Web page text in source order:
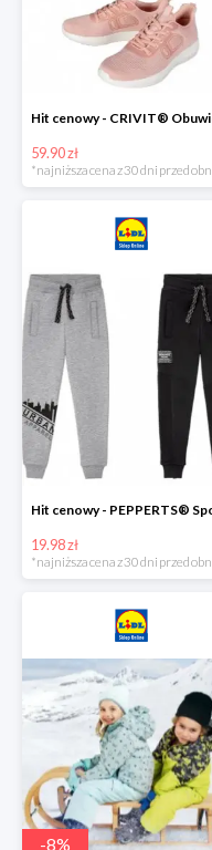
59.90 zł
19.98 zł
-8%